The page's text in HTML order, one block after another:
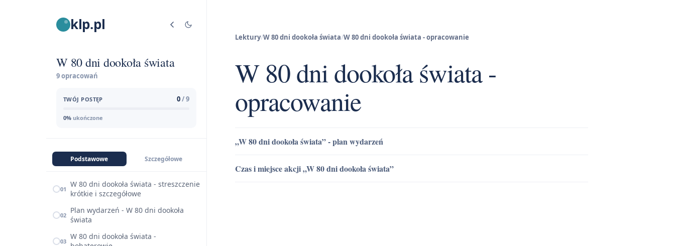
klp.pl
W 80 dni dookoła świata
9 opracowań
TWÓJ POSTĘP 0/ 9
0% ukończone
Podstawowe Szczegółowe
01 W 80 dni dookoła świata - streszczenie
krótkie i szczegółowe
02 Plan wydarzeń - W 80 dni dookoła
świata
03 W 80 dni dookoła świata -
Lektury/W 80 dni dookoła świata/W 80 dni dookoła świata - opracowanie
W 80 dni dookoła świata -
opracowanie
„W 80 dni dookoła świata” - plan wydarzeń
Czas i miejsce akcji „W 80 dni dookoła świata”